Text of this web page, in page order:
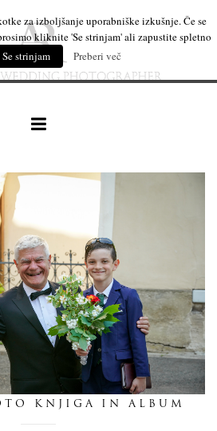
naše delo
leseni izdelki
mi
KNJIGA IN ALBUM
za izboljšanje uporabniške izkušnje. Če se
kliknite 'Se strinjam' ali zapustite spletno
Se strinjam Preberi več